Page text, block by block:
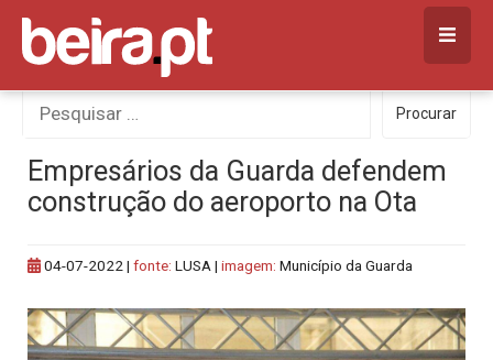
Skip
content
Procurar
por:
Procurar
Empresários da Guarda defendem
construção do aeroporto na Ota
04-07-2022 | fonte: LUSA | imagem: Município da Guarda